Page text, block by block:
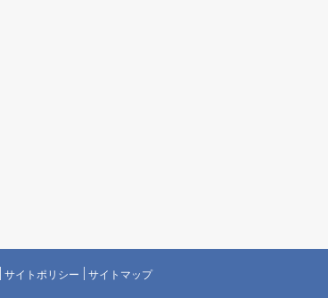
サイトポリシー サイトマップ